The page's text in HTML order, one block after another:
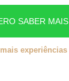
SABER MAIS
experiências